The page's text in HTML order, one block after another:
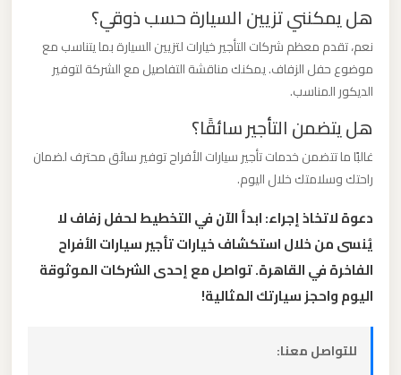
هل يمكنني تزيين السيارة حسب ذوقي؟
نعم، تقدم معظم شركات التأجير خيارات لتزيين السيارة بما يتناسب مع
موضوع حفل الزفاف. يمكنك مناقشة التفاصيل مع الشركة لتوفير
الديكور المناسب.
هل يتضمن التأجير سائقًا؟
غالبًا ما تتضمن خدمات تأجير سيارات الأفراح توفير سائق محترف لضمان
راحتك وسلامتك خلال اليوم.
دعوة لاتخاذ إجراء: ابدأ الآن في التخطيط لحفل زفاف لا
يُنسى من خلال استكشاف خيارات تأجير سيارات الأفراح
الفاخرة في القاهرة. تواصل مع إحدى الشركات الموثوقة
اليوم واحجز سيارتك المثالية!
للتواصل معنا:
العرب
ليموزين
القاهرة
ليموزين
مطار
القاهرة
الدولي